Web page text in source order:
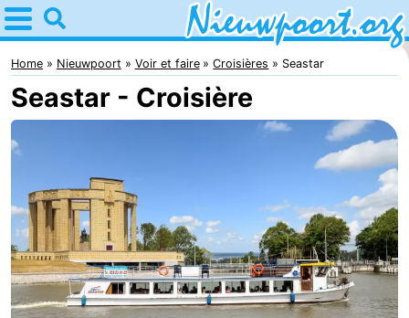
Home
Nieuwpoort
Astuces
Avec
enfants
Passer
la
nuit
Appartements
-
Holiday
-
Home Nieuwpoort Voir et faire Croisières Seastar
Seastar - Croisière